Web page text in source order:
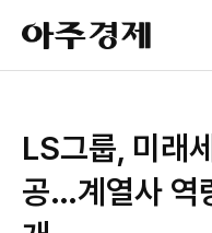
아
주
경
​LS그룹, 미래
공…계열사 역